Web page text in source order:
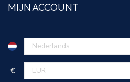
MIJN ACCOUNT
€